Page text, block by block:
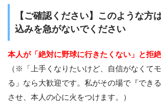
【ご確認ください】このような方
込みを急がないでください
本人が「絶対に野球に行きたくない」と拒
（※「上手くなりたいけど、自信がなくて
る」なら大歓迎です。私がその場で『でき
させ、本人の心に火をつけます。）